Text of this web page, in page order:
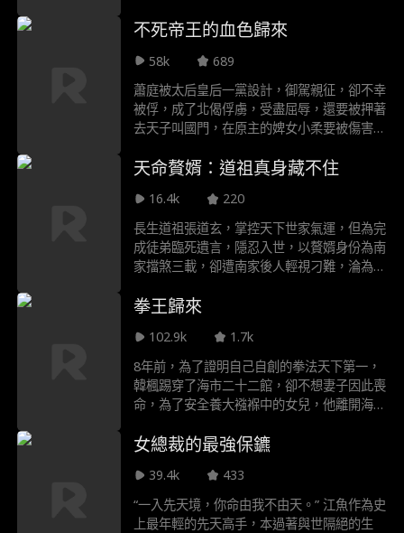
而，他的崛起引來了仇家林龍的瘋狂報復。在
氣能不斷增強實力。他與安盈盈攜手，在危機
四伏的古玩與珠寶世界裡步步為營。當他們在
拍賣會上再次面對林龍的阻撓時，一場新的挑
戰與機遇已然來臨。
不死帝王的血色歸來
58k
689
蕭庭被太后皇后一黨設計，御駕親征，卻不幸
被俘，成了北偈俘虜，受盡屈辱，還要被押著
去天子叫國門，在原主的婢女小柔要被傷害
了前身的經歷和所要面對的危機。同時覺醒了
種獎勵。他靠著獎勵，掙脫牢籠，將眼前的偈
兵解決，救下了和自己一起被擒的小柔，楚昭
雪等人。隨後帶著這群人，殺穿了北偈王庭，
誅殺了北偈三王子，回到京城重登帝位。
天命贅婿：道祖真身藏不住
16.4k
220
長生道祖張道玄，掌控天下世家氣運，但為完
成徒弟臨死遺言，隱忍入世，以贅婿身份為南
家擋煞三載，卻遭南家後人輕視刁難，淪為南
去，南家天降厄運，前妻得知真相追悔莫及，
拳王歸來
102.9k
1.7k
8年前，為了證明自己自創的拳法天下第一，
韓楓踢穿了海市二十二館，卻不想妻子因此喪
命，為了安全養大襁褓中的女兒，他離開海
活並不好過，但韓楓依舊忍耐著。可是一次見
風雨中，但韓楓輕鬆碾壓了他們，闖過了雄兵
武館佈置的層層關卡成功救出了女兒。
女總裁的最強保鑣
39.4k
433
“一入先天境，你命由我不由天。” 江魚作為史
上最年輕的先天高手，本過著與世隔絕的生